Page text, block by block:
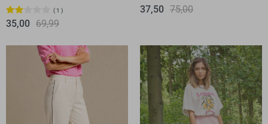
1
35,00 69,99
37,50 75,00